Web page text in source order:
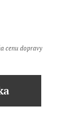
cenu dopravy